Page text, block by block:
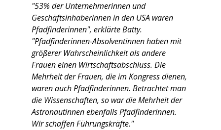
"53% der Unternehmerinnen und
Geschäftsinhaberinnen in den USA waren
Pfadfinderinnen", erklärte Batty.
"Pfadfinderinnen-Absolventinnen haben mit
größerer Wahrscheinlichkeit als andere
Frauen einen Wirtschaftsabschluss. Die
Mehrheit der Frauen, die im Kongress dienen,
waren auch Pfadfinderinnen. Betrachtet man
die Wissenschaften, so war die Mehrheit der
Astronautinnen ebenfalls Pfadfinderinnen.
Wir schaffen Führungskräfte."